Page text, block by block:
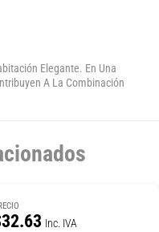
Elegante. En Una
A La Combinación
Inc. IVA